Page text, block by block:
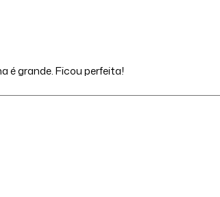
é grande. Ficou perfeita!